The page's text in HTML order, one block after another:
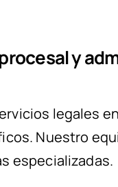
y
legales
Nuestro
especializadas.